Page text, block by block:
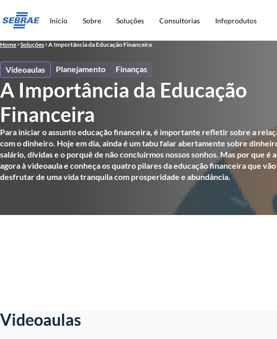
Início Sobre Soluções Consultorias Infoprodutos
Home Soluções A Importância da Educação Financeira
Videoaulas Planejamento Finanças
A Importância da Educação
Financeira
Para iniciar o assunto educação financeira, é importante refletir sobre a
com o dinheiro. Hoje em dia, ainda é um tabu falar abertamente sobre
salário, dívidas e o porquê de não concluirmos nossos sonhos. Mas por que é
agora à videoaula e conheça os quatro pilares da educação financeira que
desfrutar de uma vida tranquila com prosperidade e abundância.
Videoaulas